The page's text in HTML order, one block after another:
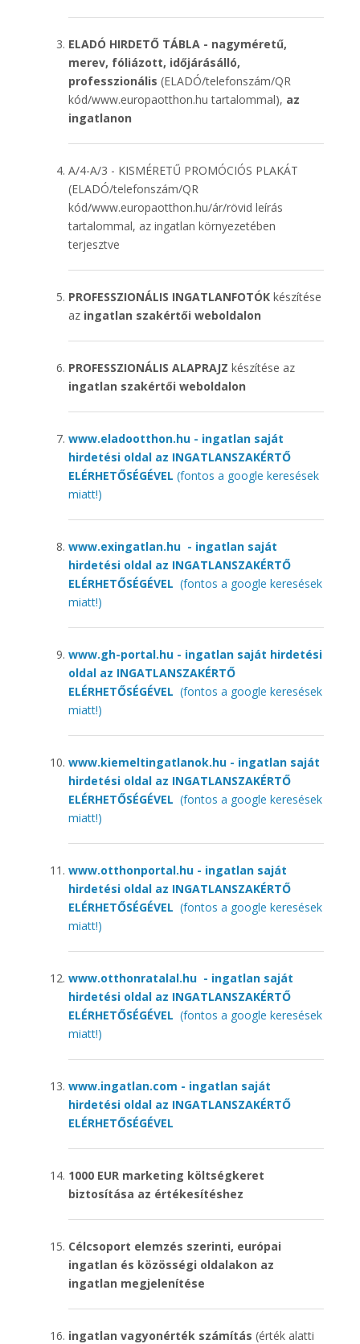
ELADÓ HIRDETŐ TÁBLA - nagyméretű,
merev, fóliázott, időjárásálló,
professzionális (ELADÓ/telefonszám/QR
kód/www.europaotthon.hu tartalommal), az
ingatlanon
A/4-A/3 - KISMÉRETŰ PROMÓCIÓS PLAKÁT
(ELADÓ/telefonszám/QR
kód/www.europaotthon.hu/ár/rövid leírás
tartalommal, az ingatlan környezetében
terjesztve
PROFESSZIONÁLIS INGATLANFOTÓK készítése
az ingatlan szakértői weboldalon
PROFESSZIONÁLIS ALAPRAJZ készítése az
ingatlan szakértői weboldalon
www.eladootthon.hu - ingatlan saját
hirdetési oldal az INGATLANSZAKÉRTŐ
ELÉRHETŐSÉGÉVEL (fontos a google keresések
miatt!)
www.exingatlan.hu - ingatlan saját
hirdetési oldal az INGATLANSZAKÉRTŐ
ELÉRHETŐSÉGÉVEL (fontos a google keresések
miatt!)
www.gh-portal.hu - ingatlan saját hirdetési
oldal az INGATLANSZAKÉRTŐ
ELÉRHETŐSÉGÉVEL (fontos a google keresések
miatt!)
www.kiemeltingatlanok.hu - ingatlan saját
hirdetési oldal az INGATLANSZAKÉRTŐ
ELÉRHETŐSÉGÉVEL (fontos a google keresések
miatt!)
www.otthonportal.hu - ingatlan saját
hirdetési oldal az INGATLANSZAKÉRTŐ
ELÉRHETŐSÉGÉVEL (fontos a google keresések
miatt!)
www.otthonratalal.hu - ingatlan saját
hirdetési oldal az INGATLANSZAKÉRTŐ
ELÉRHETŐSÉGÉVEL (fontos a google keresések
miatt!)
www.ingatlan.com - ingatlan saját
hirdetési oldal az INGATLANSZAKÉRTŐ
ELÉRHETŐSÉGÉVEL
1000 EUR marketing költségkeret
biztosítása az értékesítéshez
Célcsoport elemzés szerinti, európai
ingatlan és közösségi oldalakon az
ingatlan megjelenítése
ingatlan vagyonérték számítás (érték alatti